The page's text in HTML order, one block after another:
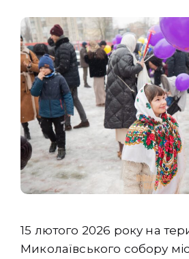
15 лютого 2026 року на
Миколаївського собору